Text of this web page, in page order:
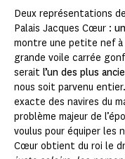
Deux représentations
Palais Jacques Cœur :
montre une petite nef à
grande voile carrée
serait l’un des plus
nous soit parvenu
exacte des navires du
problème majeur de
voulus pour équiper les
Cœur obtient du roi le